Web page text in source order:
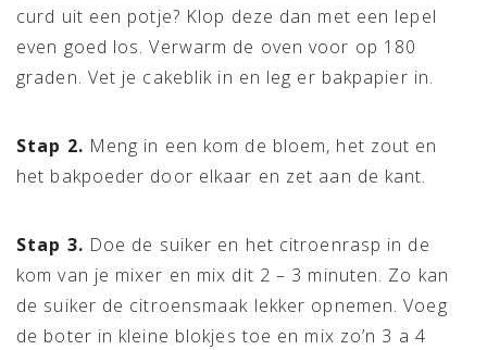
curd uit een potje? Klop deze dan met een lepel
even goed los. Verwarm de oven voor op 180
graden. Vet je cakeblik in en leg er bakpapier in.
Stap 2. Meng in een kom de bloem, het zout en
het bakpoeder door elkaar en zet aan de kant.
Stap 3. Doe de suiker en het citroenrasp in de
kom van je mixer en mix dit 2 – 3 minuten. Zo kan
de suiker de citroensmaak lekker opnemen. Voeg
de boter in kleine blokjes toe en mix zo’n 3 a 4